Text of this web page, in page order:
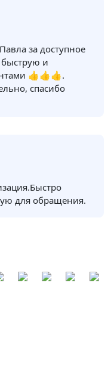
за доступное
быструю и
👍👍👍.
спасибо
для обращения.